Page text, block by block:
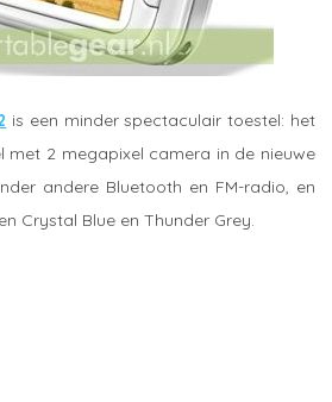
is een minder spectaculair toestel: het
met 2 megapixel camera in de nieuwe
andere Bluetooth en FM-radio, en
Crystal Blue en Thunder Grey.